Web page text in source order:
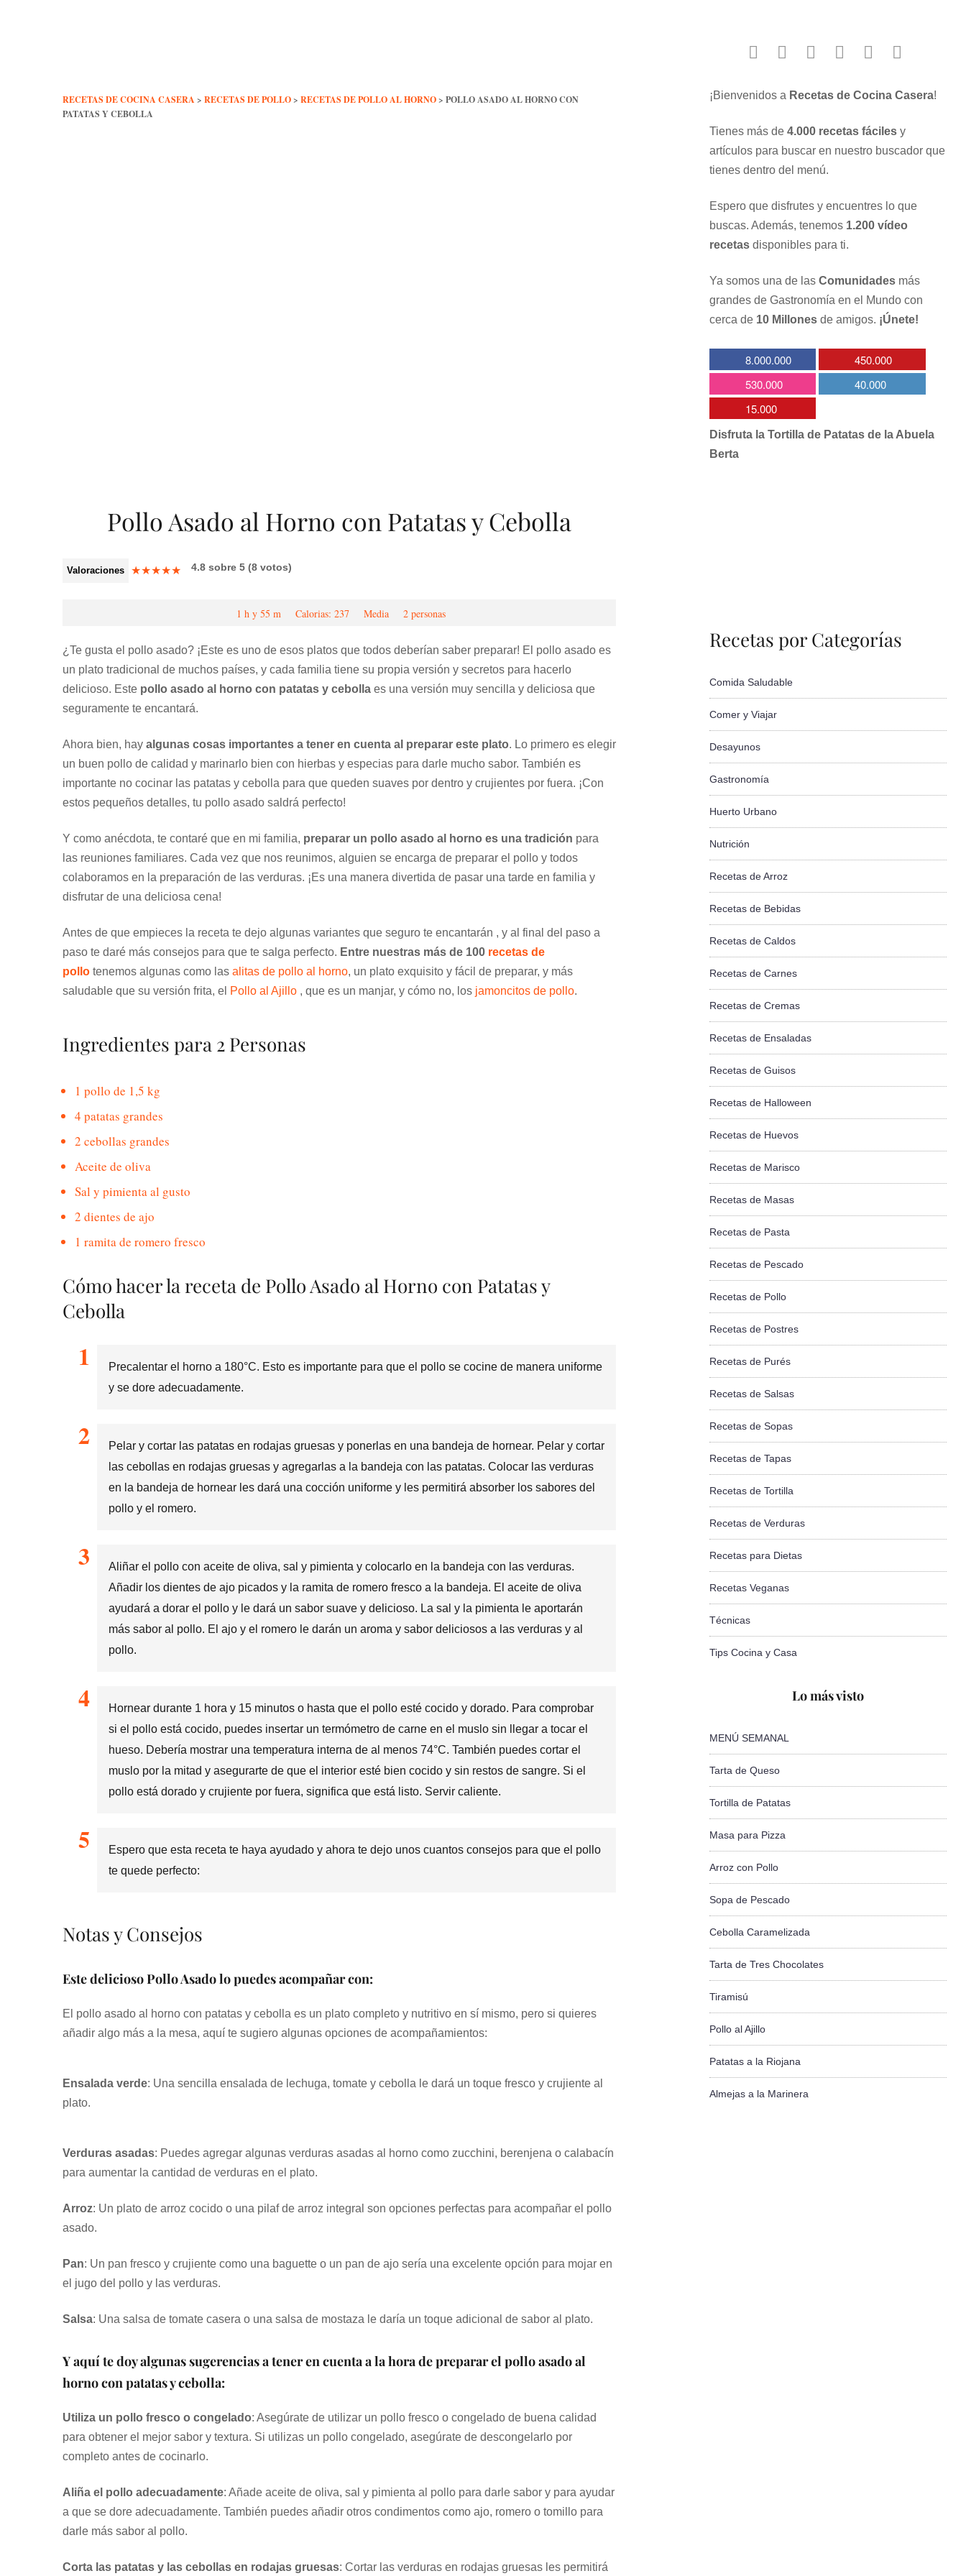
RECETAS DE COCINA CASERA > RECETAS DE POLLO> RECETAS DE POLLO AL HORNO> POLLO ASADO AL HORNO CON
PATATAS Y CEBOLLA
Pollo Asado al Horno con Patatas y Cebolla
Valoraciones ★★★★★ 4.8 sobre 5 (8 votos)
1 h y 55 m Calorias: 237 Media 2 personas
¿Te gusta el pollo asado? ¡Este es uno de esos platos que todos deberían saber preparar! El pollo asado es
un plato tradicional de muchos países, y cada familia tiene su propia versión y secretos para hacerlo
delicioso. Este pollo asado al horno con patatas y cebolla es una versión muy sencilla y deliciosa que
seguramente te encantará.
Ahora bien, hay algunas cosas importantes a tener en cuenta al preparar este plato. Lo primero es elegir
un buen pollo de calidad y marinarlo bien con hierbas y especias para darle mucho sabor. También es
importante no cocinar las patatas y cebolla para que queden suaves por dentro y crujientes por fuera. ¡Con
estos pequeños detalles, tu pollo asado saldrá perfecto!
Y como anécdota, te contaré que en mi familia, preparar un pollo asado al horno es una tradición para
las reuniones familiares. Cada vez que nos reunimos, alguien se encarga de preparar el pollo y todos
colaboramos en la preparación de las verduras. ¡Es una manera divertida de pasar una tarde en familia y
disfrutar de una deliciosa cena!
Antes de que empieces la receta te dejo algunas variantes que seguro te encantarán , y al final del paso a
paso te daré más consejos para que te salga perfecto. Entre nuestras más de 100 recetas de
pollo tenemos algunas como las alitas de pollo al horno, un plato exquisito y fácil de preparar, y más
saludable que su versión frita, el Pollo al Ajillo , que es un manjar, y cómo no, los jamoncitos de pollo.
Ingredientes para 2 Personas
1 pollo de 1,5 kg
4 patatas grandes
2 cebollas grandes
Aceite de oliva
Sal y pimienta al gusto
2 dientes de ajo
1 ramita de romero fresco
Cómo hacer la receta de Pollo Asado al Horno con Patatas y
Cebolla
Precalentar el horno a 180°C. Esto es importante para que el pollo se cocine de manera uniforme
y se dore adecuadamente.
Pelar y cortar las patatas en rodajas gruesas y ponerlas en una bandeja de hornear. Pelar y cortar
las cebollas en rodajas gruesas y agregarlas a la bandeja con las patatas. Colocar las verduras
en la bandeja de hornear les dará una cocción uniforme y les permitirá absorber los sabores del
pollo y el romero.
Aliñar el pollo con aceite de oliva, sal y pimienta y colocarlo en la bandeja con las verduras.
Añadir los dientes de ajo picados y la ramita de romero fresco a la bandeja. El aceite de oliva
ayudará a dorar el pollo y le dará un sabor suave y delicioso. La sal y la pimienta le aportarán
más sabor al pollo. El ajo y el romero le darán un aroma y sabor deliciosos a las verduras y al
pollo.
Hornear durante 1 hora y 15 minutos o hasta que el pollo esté cocido y dorado. Para comprobar
si el pollo está cocido, puedes insertar un termómetro de carne en el muslo sin llegar a tocar el
hueso. Debería mostrar una temperatura interna de al menos 74°C. También puedes cortar el
muslo por la mitad y asegurarte de que el interior esté bien cocido y sin restos de sangre. Si el
pollo está dorado y crujiente por fuera, significa que está listo. Servir caliente.
Espero que esta receta te haya ayudado y ahora te dejo unos cuantos consejos para que el pollo
te quede perfecto:
Notas y Consejos
Este delicioso Pollo Asado lo puedes acompañar con:
El pollo asado al horno con patatas y cebolla es un plato completo y nutritivo en sí mismo, pero si quieres
añadir algo más a la mesa, aquí te sugiero algunas opciones de acompañamientos:
Ensalada verde: Una sencilla ensalada de lechuga, tomate y cebolla le dará un toque fresco y crujiente al
plato.
Verduras asadas: Puedes agregar algunas verduras asadas al horno como zucchini, berenjena o calabacín
para aumentar la cantidad de verduras en el plato.
Arroz: Un plato de arroz cocido o una pilaf de arroz integral son opciones perfectas para acompañar el pollo
asado.
Pan: Un pan fresco y crujiente como una baguette o un pan de ajo sería una excelente opción para mojar en
el jugo del pollo y las verduras.
Salsa: Una salsa de tomate casera o una salsa de mostaza le daría un toque adicional de sabor al plato.
Y aquí te doy algunas sugerencias a tener en cuenta a la hora de preparar el pollo asado al
horno con patatas y cebolla:
Utiliza un pollo fresco o congelado: Asegúrate de utilizar un pollo fresco o congelado de buena calidad
para obtener el mejor sabor y textura. Si utilizas un pollo congelado, asegúrate de descongelarlo por
completo antes de cocinarlo.
Aliña el pollo adecuadamente: Añade aceite de oliva, sal y pimienta al pollo para darle sabor y para ayudar
a que se dore adecuadamente. También puedes añadir otros condimentos como ajo, romero o tomillo para
darle más sabor al pollo.
Corta las patatas y las cebollas en rodajas gruesas: Cortar las verduras en rodajas gruesas les permitirá
¡Bienvenidos a Recetas de Cocina Casera!
Tienes más de 4.000 recetas fácilesy
artículos para buscar en nuestro buscador que
tienes dentro del menú.
Espero que disfrutes y encuentres lo que
buscas. Además, tenemos 1.200 vídeo
recetasdisponibles para ti.
Ya somos una de las Comunidadesmás
grandes de Gastronomía en el Mundo con
cerca de 10 Millonesde amigos. ¡Únete!
8.000.000
450.000
530.000
40.000
15.000
Disfruta la Tortilla de Patatas de la Abuela
Berta
Recetas por Categorías
Comida Saludable
Comer y Viajar
Desayunos
Gastronomía
Huerto Urbano
Nutrición
Recetas de Arroz
Recetas de Bebidas
Recetas de Caldos
Recetas de Carnes
Recetas de Cremas
Recetas de Ensaladas
Recetas de Guisos
Recetas de Halloween
Recetas de Huevos
Recetas de Marisco
Recetas de Masas
Recetas de Pasta
Recetas de Pescado
Recetas de Pollo
Recetas de Postres
Recetas de Purés
Recetas de Salsas
Recetas de Sopas
Recetas de Tapas
Recetas de Tortilla
Recetas de Verduras
Recetas para Dietas
Recetas Veganas
Técnicas
Tips Cocina y Casa
Lo más visto
MENÚ SEMANAL
Tarta de Queso
Tortilla de Patatas
Masa para Pizza
Arroz con Pollo
Sopa de Pescado
Cebolla Caramelizada
Tarta de Tres Chocolates
Tiramisú
Pollo al Ajillo
Patatas a la Riojana
Almejas a la Marinera